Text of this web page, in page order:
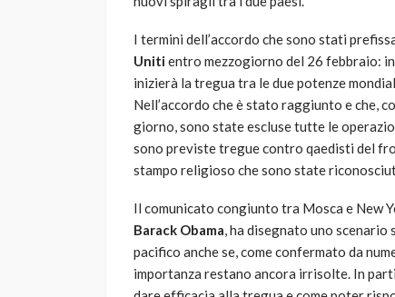
I termini dell’accordo che sono stati
Unitientro mezzogiorno del 26 febbraio:
inizierà la tregua tra le due potenze
Nell’accordo che è stato raggiunto e
giorno, sono state escluse tutte le
sono previste tregue contro qaedisti del
stampo religioso che sono state
Il comunicato congiunto tra Mosca e New
Barack Obama, ha disegnato uno
pacifico anche se, come confermato da
importanza restano ancora irrisolte. In
Robot tagliaerba:
scegliere per il
god 1 anno ago